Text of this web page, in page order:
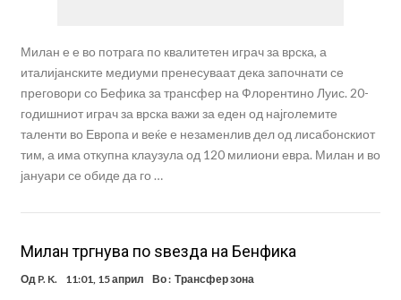
Милан е е во потрага по квалитетен играч за врска, а
италијанските медиуми пренесуваат дека започнати се
преговори со Бефика за трансфер на Флорентино Луис. 20-
годишниот играч за врска важи за еден од најголемите
таленти во Европа и веќе е незаменлив дел од лисабонскиот
тим, а има откупна клаузула од 120 милиони евра. Милан и во
јануари се обиде да го …
Милан тргнува по ѕвезда на Бенфика
Од P. K. 11:01, 15 април Во : Трансфер зона